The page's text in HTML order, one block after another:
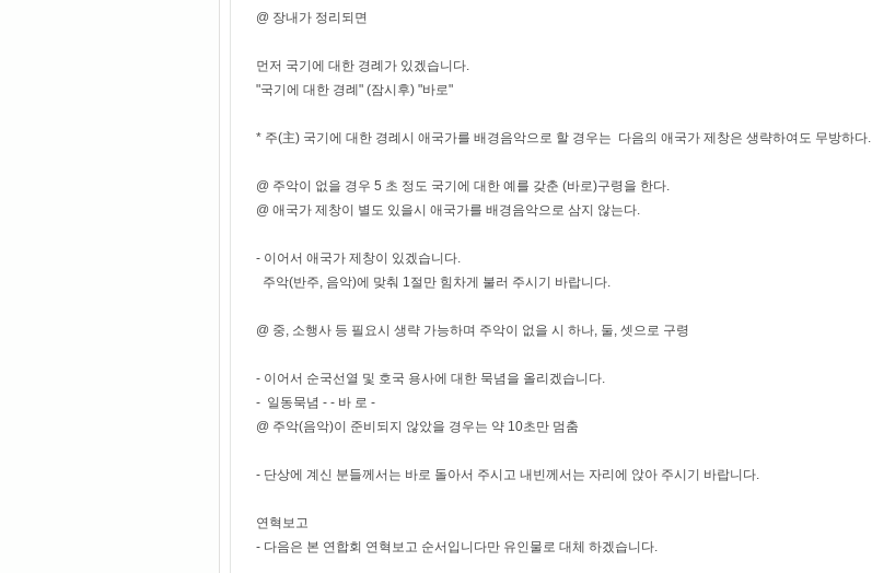
@ 장내가 정리되면
먼저 국기에 대한 경례가 있겠습니다.
"국기에 대한 경례" (잠시후) "바로"
* 주(主) 국기에 대한 경례시 애국가를 배경음악으로 할 경우는 다음의 애국가 제창은 생략하여도 무방하다.
@ 주악이 없을 경우 5 초 정도 국기에 대한 예를 갖춘 (바로)구령을 한다.
@ 애국가 제창이 별도 있을시 애국가를 배경음악으로 삼지 않는다.
- 이어서 애국가 제창이 있겠습니다.
주악(반주, 음악)에 맞춰 1절만 힘차게 불러 주시기 바랍니다.
@ 중, 소행사 등 필요시 생략 가능하며 주악이 없을 시 하나, 둘, 셋으로 구령
- 이어서 순국선열 및 호국 용사에 대한 묵념을 올리겠습니다.
- 일동묵념 - - 바 로 -
@ 주악(음악)이 준비되지 않았을 경우는 약 10초만 멈춤
- 단상에 계신 분들께서는 바로 돌아서 주시고 내빈께서는 자리에 앉아 주시기 바랍니다.
연혁보고
- 다음은 본 연합회 연혁보고 순서입니다만 유인물로 대체 하겠습니다.